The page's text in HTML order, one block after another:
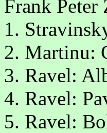
Frank
1.
2. Martinu:
3. Ravel:
4. Ravel:
5. Ravel: